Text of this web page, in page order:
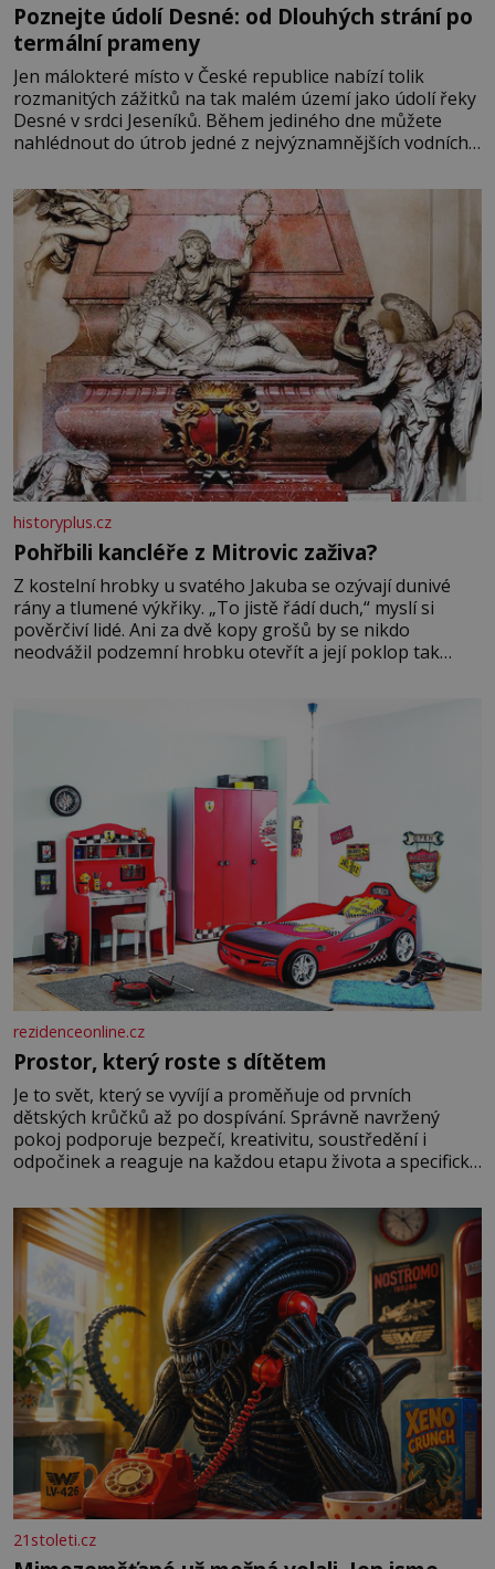
Poznejte údolí Desné: od Dlouhých strání po
termální prameny
Jen málokteré místo v České republice nabízí tolik
rozmanitých zážitků na tak malém území jako údolí řeky
Desné v srdci Jeseníků. Během jediného dne můžete
nahlédnout do útrob jedné z nejvýznamnějších vodních
se na koloběžce a den zakončit poznáváním památek ve
Velkých Losinách nebo v termálním
historyplus.cz
Pohřbili kancléře z Mitrovic zaživa?
Z kostelní hrobky u svatého Jakuba se ozývají dunivé
rány a tlumené výkřiky. „To jistě řádí duch,“ myslí si
pověrčiví lidé. Ani za dvě kopy grošů by se nikdo
neodvážil podzemní hrobku otevřít a její poklop tak
rezidenceonline.cz
Prostor, který roste s dítětem
Je to svět, který se vyvíjí a proměňuje od prvních
dětských krůčků až po dospívání. Správně navržený
pokoj podporuje bezpečí, kreativitu, soustředění i
odpočinek a reaguje na každou etapu života a specifické
měkkost a bezpečí, proto by pokoj miminka měl působit
především klidně a útulně. Předškolní věk je
21stoleti.cz